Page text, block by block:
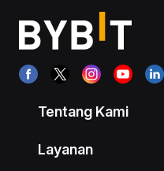
Tentang Kami
Layanan